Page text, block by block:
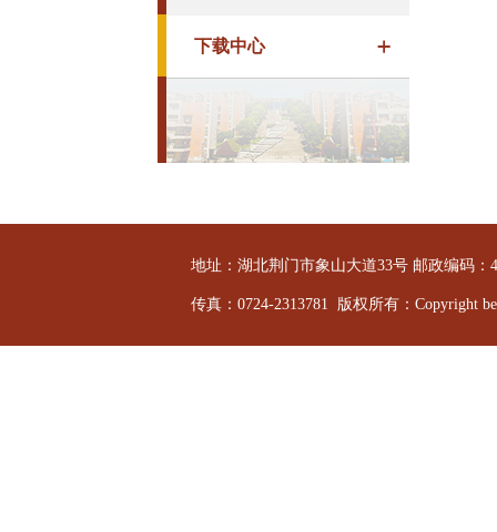
下载中心
地址：湖北荆门市象山大道33号 邮政编码：
传真：0724-2313781 版权所有：Copyright